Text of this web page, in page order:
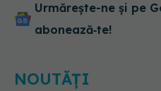
Urmărește-ne și pe
abonează‑te!
NOUTĂȚI